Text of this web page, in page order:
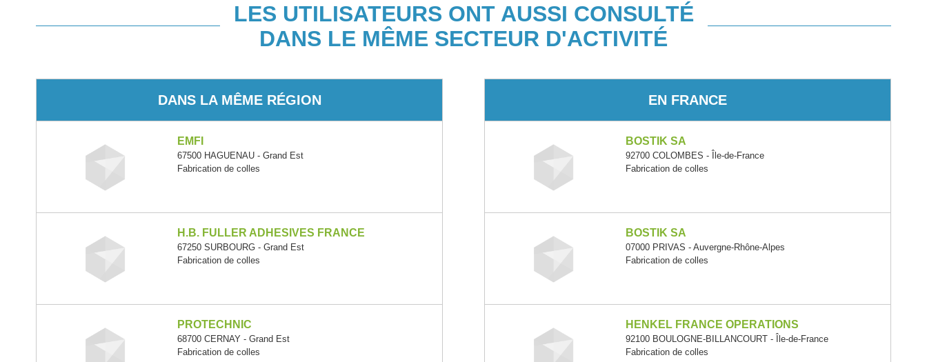
LES UTILISATEURS ONT AUSSI CONSULTÉ
DANS LE MÊME SECTEUR D'ACTIVITÉ
DANS LA MÊME RÉGION
EMFI
67500 HAGUENAU - Grand Est
Fabrication de colles
H.B. FULLER ADHESIVES FRANCE
67250 SURBOURG - Grand Est
Fabrication de colles
PROTECHNIC
68700 CERNAY - Grand Est
Fabrication de colles
EN FRANCE
BOSTIK SA
92700 COLOMBES - Île-de-France
Fabrication de colles
BOSTIK SA
07000 PRIVAS - Auvergne-Rhône-Alpes
Fabrication de colles
HENKEL FRANCE OPERATIONS
92100 BOULOGNE-BILLANCOURT - Île-de-France
Fabrication de colles